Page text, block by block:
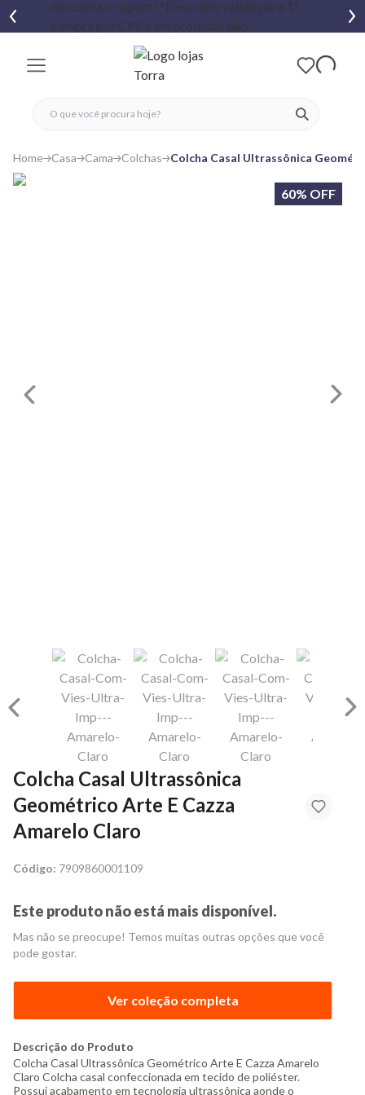
ver
fechar menu
fechar menu
favoritos
Home Casa Cama Colchas Colcha Casal Ultrassônica
60% OFF
Colcha Casal Ultrassônica
Geométrico Arte E Cazza
Amarelo Claro
Código: 7909860001109
Este produto não está mais disponível.
Mas não se preocupe! Temos muitas outras opções que você
pode gostar.
Ver coleção completa
Descrição do Produto
Colcha Casal Ultrassônica Geométrico Arte E Cazza Amarelo
Claro Colcha casal confeccionada em tecido de poliéster.
Possui acabamento em tecnologia ultrassônica aonde o